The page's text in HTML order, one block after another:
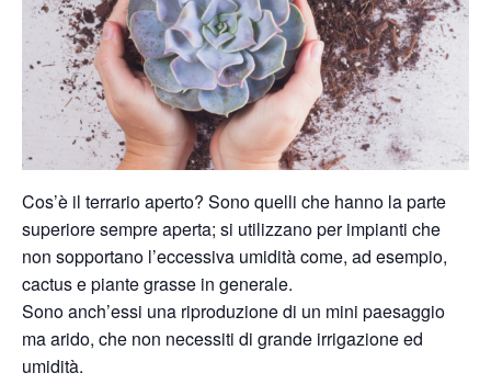
Cos’è il terrario aperto? Sono quelli che hanno la parte
superiore sempre aperta; si utilizzano per impianti che
non sopportano l’eccessiva umidità come, ad esempio,
cactus e piante grasse in generale.
Sono anch’essi una riproduzione di un mini paesaggio
ma arido, che non necessiti di grande irrigazione ed
umidità.